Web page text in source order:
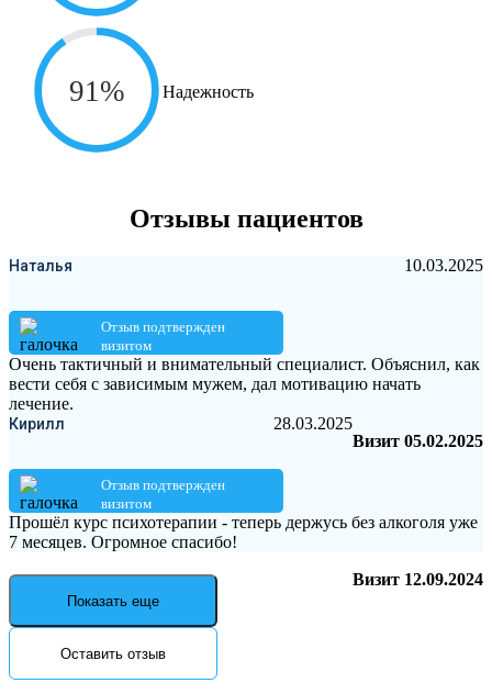
91% Надежность
Отзывы пациентов
Наталья 10.03.2025
Отзыв подтвержден
визитом
Очень тактичный и внимательный специалист. Объяснил, как
вести себя с зависимым мужем, дал мотивацию начать
лечение.
Визит 05.02.2025
Кирилл 28.03.2025
Отзыв подтвержден
визитом
Прошёл курс психотерапии - теперь держусь без алкоголя уже
7 месяцев. Огромное спасибо!
Визит 12.09.2024
Показать еще
Оставить отзыв